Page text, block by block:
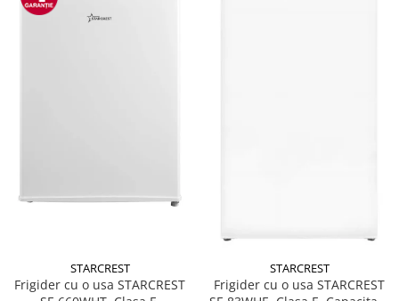
STARCREST
Frigider cu o usa STARCREST
STARCREST
Frigider cu o usa STARCREST